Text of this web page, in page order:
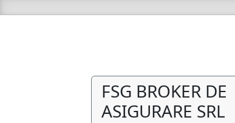
FSG BROKER DE
ASIGURARE SRL